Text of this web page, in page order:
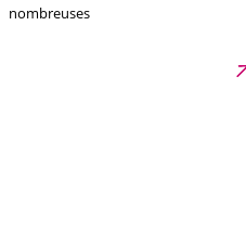
nombreuses